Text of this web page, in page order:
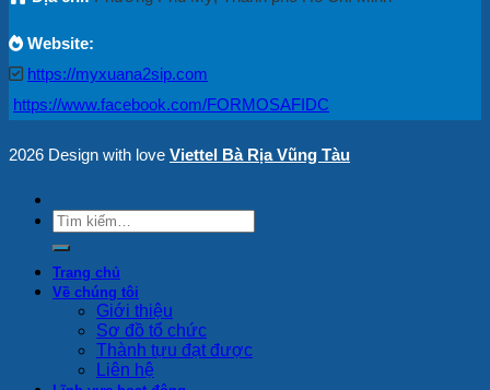
Website:
https://myxuana2sip.com
https://www.facebook.com/FORMOSAFIDC
2026 Design with love Viettel Bà Rịa Vũng Tàu
Trang chủ
Về chúng tôi
Giới thiệu
Sơ đồ tổ chức
Thành tựu đạt được
Liên hệ